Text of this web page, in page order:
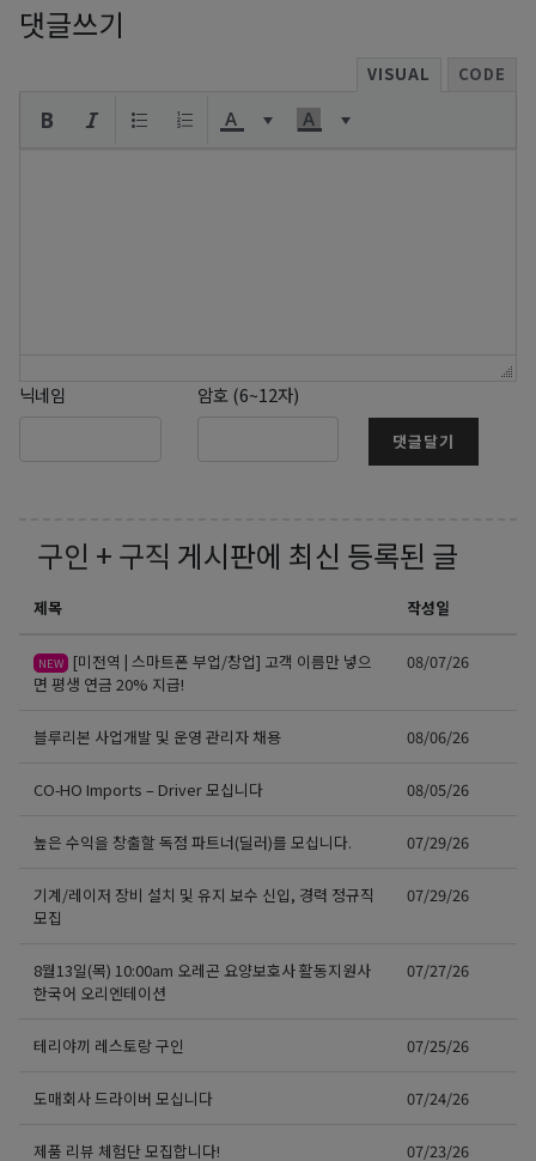
댓글쓰기
VISUAL CODE
닉네임 암호 (6~12자)
댓글달기
구인 + 구직 게시판에 최신 등록된 글
제목 작성일
NEW
[미전역 | 스마트폰 부업/창업] 고객 이름만 넣으
면 평생 연금 20% 지급!
08/07/26
블루리본 사업개발 및 운영 관리자 채용 08/06/26
CO-HO Imports – Driver 모십니다 08/05/26
높은 수익을 창출할 독점 파트너(딜러)를 모십니다. 07/29/26
기계/레이저 장비 설치 및 유지 보수 신입, 경력 정규직
모집
07/29/26
8월13일(목) 10:00am 오레곤 요양보호사 활동지원사
한국어 오리엔테이션
07/27/26
테리야끼 레스토랑 구인 07/25/26
도매회사 드라이버 모십니다 07/24/26
제품 리뷰 체험단 모집합니다! 07/23/26